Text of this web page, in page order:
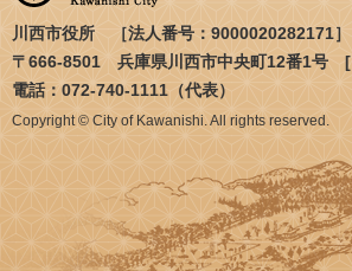
川西市役所 ［法人番号：9000020282171］
〒666-8501 兵庫県川西市中央町12番1号 [
電話：072-740-1111（代表）
Copyright © City of Kawanishi. All rights reserved.